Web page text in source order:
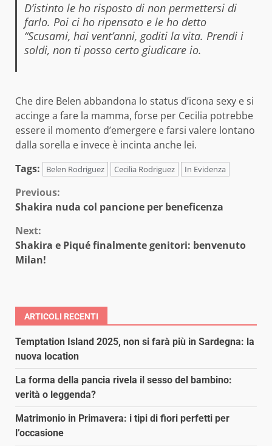
D’istinto le ho risposto di non permettersi di
farlo. Poi ci ho ripensato e le ho detto
“Scusami, hai vent’anni, goditi la vita. Prendi i
soldi, non ti posso certo giudicare io.
Che dire Belen abbandona lo status d’icona sexy e si
accinge a fare la mamma, forse per Cecilia potrebbe
essere il momento d’emergere e farsi valere lontano
dalla sorella e invece è incinta anche lei.
Tags:
Belen Rodriguez Cecilia Rodriguez In Evidenza
Continue
Previous:
Shakira nuda col pancione per beneficenza
Next:
Shakira e Piqué finalmente genitori: benvenuto
Milan!
ARTICOLI RECENTI
Temptation Island 2025, non si farà più in Sardegna: la
nuova location
La forma della pancia rivela il sesso del bambino:
verità o leggenda?
Matrimonio in Primavera: i tipi di fiori perfetti per
l’occasione